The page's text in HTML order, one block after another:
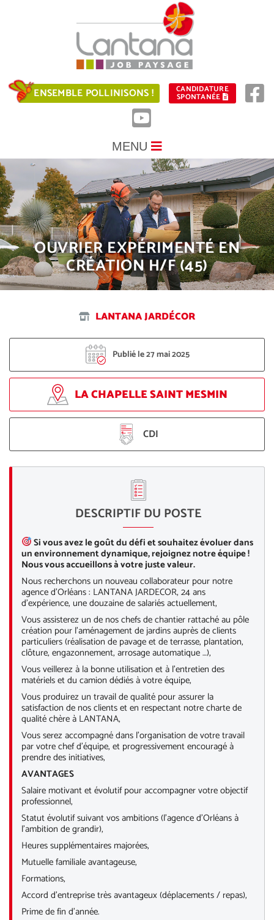
ENSEMBLE POLLINISONS ! CANDIDATURE
SPONTANÉE
MENU
OUVRIER EXPÉRIMENTÉ EN
CRÉATION H/F (45)
LANTANA JARDÉCOR
Publié le 27 mai 2025
LA CHAPELLE SAINT MESMIN
CDI
DESCRIPTIF DU POSTE
Si vous avez le goût du défi et souhaitez évoluer dans
un environnement dynamique, rejoignez notre équipe !
Nous vous accueillons à votre juste valeur.
Nous recherchons un nouveau collaborateur pour notre
agence d’Orléans : LANTANA JARDECOR, 24 ans
d’expérience, une douzaine de salariés actuellement,
Vous assisterez un de nos chefs de chantier rattaché au pôle
création pour l’aménagement de jardins auprès de clients
particuliers (réalisation de pavage et de terrasse, plantation,
clôture, engazonnement, arrosage automatique …),
Vous veillerez à la bonne utilisation et à l’entretien des
matériels et du camion dédiés à votre équipe,
Vous produirez un travail de qualité pour assurer la
satisfaction de nos clients et en respectant notre charte de
qualité chère à LANTANA,
Vous serez accompagné dans l’organisation de votre travail
par votre chef d’équipe, et progressivement encouragé à
prendre des initiatives,
AVANTAGES
Salaire motivant et évolutif pour accompagner votre objectif
professionnel,
Statut évolutif suivant vos ambitions (l’agence d’Orléans à
l’ambition de grandir),
Heures supplémentaires majorées,
Mutuelle familiale avantageuse,
Formations,
Accord d’entreprise très avantageux (déplacements / repas),
Prime de fin d’année.